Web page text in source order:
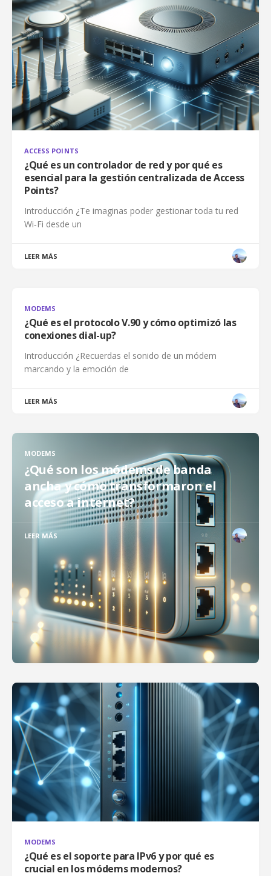
ACCESS POINTS
¿Qué es un controlador de red y por qué es
esencial para la gestión centralizada de Access
Points?
Introducción ¿Te imaginas poder gestionar toda tu red
Wi‑Fi desde un
LEER MÁS
MODEMS
¿Qué es el protocolo V.90 y cómo optimizó las
conexiones dial-up?
Introducción ¿Recuerdas el sonido de un módem
marcando y la emoción de
LEER MÁS
MODEMS
¿Qué son los módems de banda
ancha y cómo transformaron el
acceso a internet?
LEER MÁS
MODEMS
¿Qué es el soporte para IPv6 y por qué es
crucial en los módems modernos?